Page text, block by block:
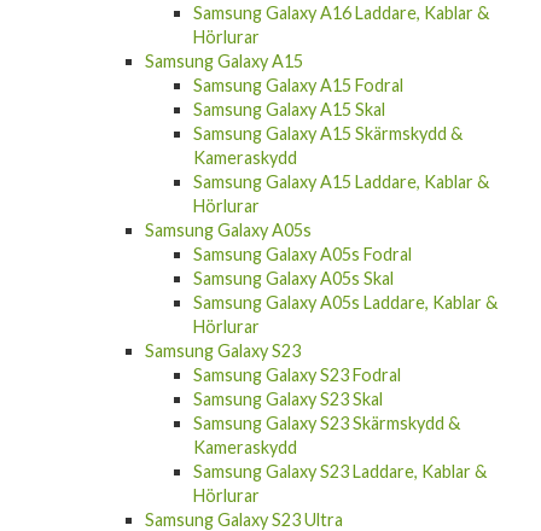
Hörlurar
Samsung Galaxy A15
Samsung Galaxy A15 Fodral
Samsung Galaxy A15 Skal
Samsung Galaxy A15 Skärmskydd &
Kameraskydd
Samsung Galaxy A15 Laddare, Kablar &
Hörlurar
Samsung Galaxy A05s
Samsung Galaxy A05s Fodral
Samsung Galaxy A05s Skal
Samsung Galaxy A05s Laddare, Kablar &
Hörlurar
Samsung Galaxy S23
Samsung Galaxy S23 Fodral
Samsung Galaxy S23 Skal
Samsung Galaxy S23 Skärmskydd &
Kameraskydd
Samsung Galaxy S23 Laddare, Kablar &
Hörlurar
Samsung Galaxy S23 Ultra
Samsung Galaxy S23 Ultra Skal